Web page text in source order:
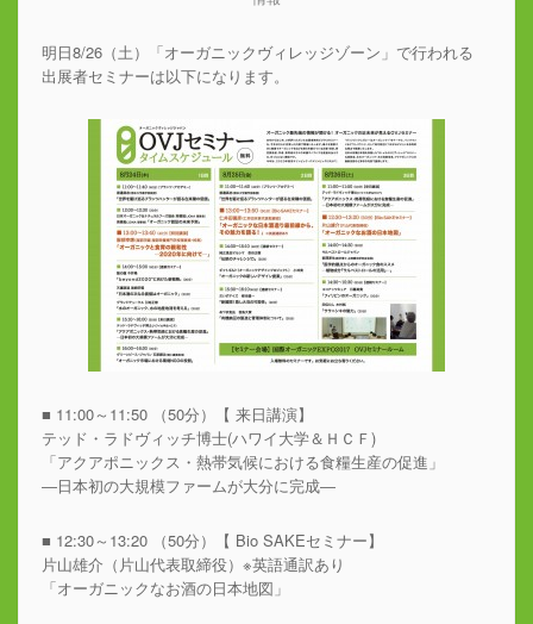
明日8/26（土）「オーガニックヴィレッジゾーン」で行われる
出展者セミナーは以下になります。
■ 11:00～11:50 （50分）【 来日講演】
テッド・ラドヴィッチ博士(ハワイ大学＆ＨＣＦ)
「アクアポニックス・熱帯気候における食糧生産の促進」
―日本初の大規模ファームが大分に完成―
■ 12:30～13:20 （50分）【 Bio SAKEセミナー】
片山雄介（片山代表取締役）※英語通訳あり
「オーガニックなお酒の日本地図」